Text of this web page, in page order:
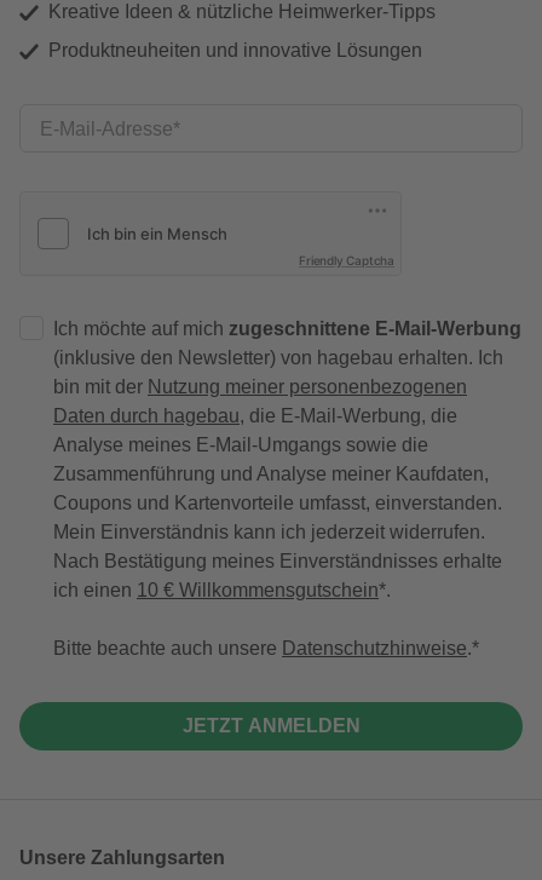
Kreative Ideen & nützliche Heimwerker-Tipps
Produktneuheiten und innovative Lösungen
E-Mail-Adresse
Friendly Captcha
Ich möchte auf mich zugeschnittene E-Mail-Werbung
(inklusive den Newsletter) von hagebau erhalten. Ich
bin mit der Nutzung meiner personenbezogenen
Daten durch hagebau, die E-Mail-Werbung, die
Analyse meines E-Mail-Umgangs sowie die
Zusammenführung und Analyse meiner Kaufdaten,
Coupons und Kartenvorteile umfasst, einverstanden.
Mein Einverständnis kann ich jederzeit widerrufen.
Nach Bestätigung meines Einverständnisses erhalte
ich einen 10 € Willkommensgutschein*.
Bitte beachte auch unsere Datenschutzhinweise.
JETZT ANMELDEN
Unsere Zahlungsarten